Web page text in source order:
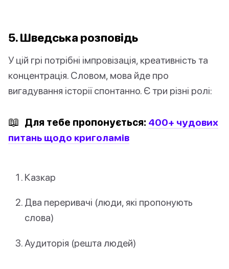
5. Шведська розповідь
У цій грі потрібні імпровізація, креативність та
концентрація. Словом, мова йде про
вигадування історії спонтанно. Є три різні ролі:
📖 Для тебе пропонується: 400+ чудових
питань щодо криголамів
Казкар
Два переривачі (люди, які пропонують
слова)
Аудиторія (решта людей)